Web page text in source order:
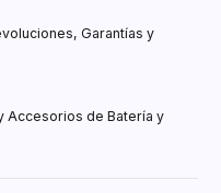
Garantías y
Accesorios de Batería y